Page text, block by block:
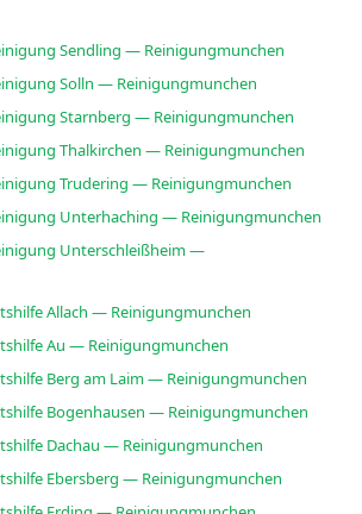
Sendling — Reinigungmunchen
Solln — Reinigungmunchen
Starnberg — Reinigungmunchen
Thalkirchen — Reinigungmunchen
Trudering — Reinigungmunchen
Unterhaching — Reinigungmunchen
Unterschleißheim —
Allach — Reinigungmunchen
Au — Reinigungmunchen
Berg am Laim — Reinigungmunchen
Bogenhausen — Reinigungmunchen
Dachau — Reinigungmunchen
Ebersberg — Reinigungmunchen